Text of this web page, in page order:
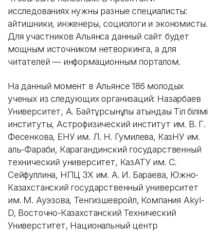
исследованиях нужны разные специалисты:
айтишники, инженеры, социологи и экономисты.
Для участников Альянса данный сайт будет
мощным источником нетворкинга, а для
читателей — информационным порталом.
На данный момент в Альянсе 186 молодых
ученых из следующих организаций: Назарбаев
Университет, А. Байтұрсынұлы атындағы Тіл білімі
институты, Астрофизический институт им. В. Г.
Фесенкова, ЕНУ им. Л. Н. Гумилева, КазНУ им.
аль-Фараби, Карагандинский государственный
технический университет, КазАТУ им. С.
Сейфуллина, НПЦ ЗХ им. А. И. Бараева, Южно-
Казахстанский государственный университет
им. М. Ауэзова, Тенгизшевройл, Компания Akyl-
D, Восточно-Казахстанский Технический
Универститет, Национальный центр